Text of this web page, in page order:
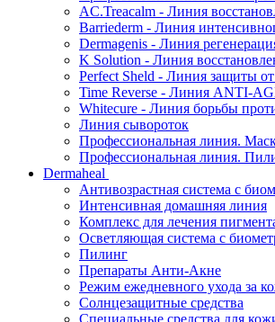
AC.Treacalm - Линия
Barriederm - Линия
Dermagenis - Линия
K Solution - Линия
Perfect Sheld - Линия защиты
Time Reverse - Линия ANTI-
Whitecure - Линия борьбы
Линия сывороток
Профессиональная линия.
Профессиональная линия.
Dermaheal
Антивозрастная система с
Интенсивная домашняя линия
Комплекс для лечения
Осветляющая система с
Пилинг
Препараты Анти-Акне
Режим ежедневного ухода за
Солнцезащитные средства
Специальные средства для